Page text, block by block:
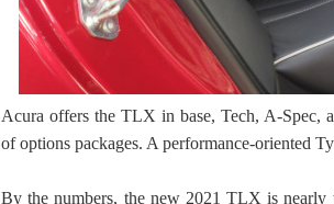
Acura offers the TLX in base, Tech, A-Spec,
of options packages. A performance-oriented
By the numbers, the new 2021 TLX is nearly